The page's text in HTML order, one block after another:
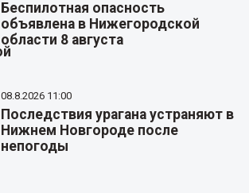
Беспилотная опасность
объявлена в Нижегородской
области 8 августа
08.8.2026 11:00
Последствия урагана устраняют в
Нижнем Новгороде после
непогоды